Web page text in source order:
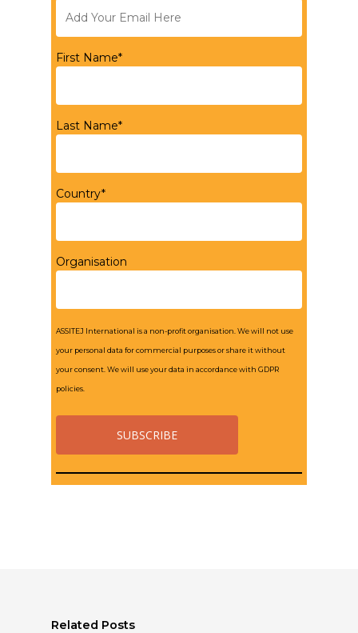
First Name*
Last Name*
Country*
Organisation
ASSITEJ International is a non-profit organisation. We will not use
your personal data for commercial purposes or share it without
your consent. We will use your data in accordance with GDPR
policies.
Related Posts